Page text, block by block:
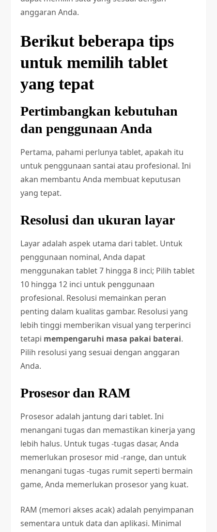
anggaran Anda.
Berikut beberapa tips
untuk memilih tablet
yang tepat
Pertimbangkan kebutuhan
dan penggunaan Anda
Pertama, pahami perlunya tablet, apakah itu
untuk penggunaan santai atau profesional. Ini
akan membantu Anda membuat keputusan
yang tepat.
Resolusi dan ukuran layar
Layar adalah aspek utama dari tablet. Untuk
penggunaan nominal, Anda dapat
menggunakan tablet 7 hingga 8 inci; Pilih tablet
10 hingga 12 inci untuk penggunaan
profesional. Resolusi memainkan peran
penting dalam kualitas gambar. Resolusi yang
lebih tinggi memberikan visual yang terperinci
tetapi mempengaruhi masa pakai baterai.
Pilih resolusi yang sesuai dengan anggaran
Anda.
Prosesor dan RAM
Prosesor adalah jantung dari tablet. Ini
menangani tugas dan memastikan kinerja yang
lebih halus. Untuk tugas -tugas dasar, Anda
memerlukan prosesor mid -range, dan untuk
menangani tugas -tugas rumit seperti bermain
game, Anda memerlukan prosesor yang kuat.
RAM (memori akses acak) adalah penyimpanan
sementara untuk data dan aplikasi. Minimal